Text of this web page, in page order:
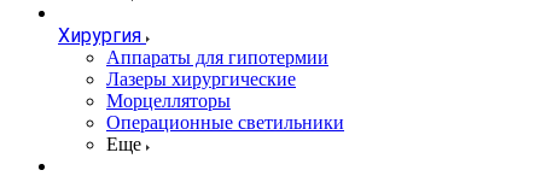
Хирургия
Аппараты для гипотермии
Лазеры хирургические
Морцелляторы
Операционные светильники
Еще